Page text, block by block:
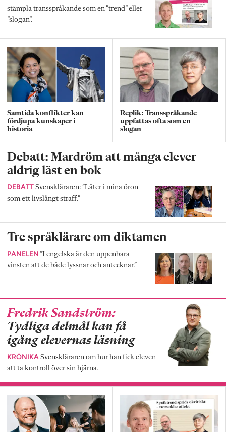
stämpla transspråkande som en ”trend” eller
”slogan”.
Samtida konflikter kan
fördjupa kunskaper i
historia
Replik: Transspråkande
uppfattas ofta som en
slogan
Debatt: Mardröm att många elever
aldrig läst en bok
DEBATT Svenskläraren: ”Låter i mina öron
som ett livslångt straff.”
Tre språklärare om diktamen
PANELEN ”I engelska är den uppenbara
vinsten att de både lyssnar och antecknar.”
Fredrik Sandström:
Tydliga delmål kan få
igång elevernas läsning
KRÖNIKA Svenskläraren om hur han fick eleven
att ta kontroll över sin hjärna.